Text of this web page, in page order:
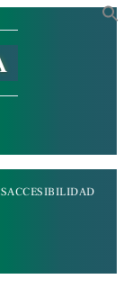
ACCESIBILIDAD